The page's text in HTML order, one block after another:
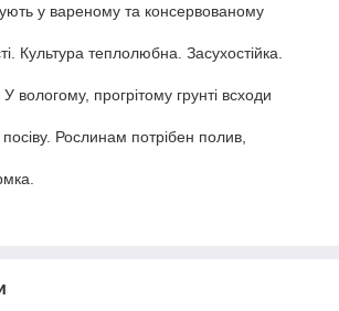
у вареному та консервованому
Культура теплолюбна. Засухостійка.
вологому, прогрітому грунті всходи
Рослинам потрібен полив,